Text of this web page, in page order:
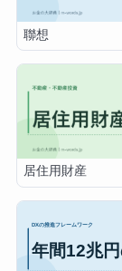
聯想
居住用財産